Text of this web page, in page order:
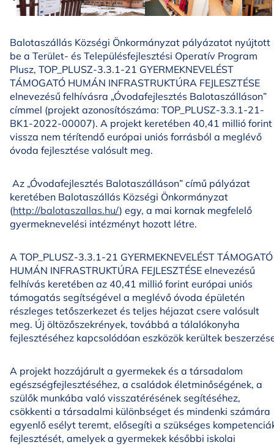
Balotaszállás Községi Önkormányzat pályázatot nyújtott
be a Terület- és Településfejlesztési Operatív Program
Plusz, TOP_PLUSZ-3.3.1-21 GYERMEKNEVELÉST
TÁMOGATÓ HUMÁN INFRASTRUKTÚRA FEJLESZTÉSE
elnevezésű felhívásra „Óvodafejlesztés Balotaszálláson”
címmel (projekt azonosítószáma: TOP_PLUSZ-3.3.1-21-
BK1-2022-00007). A projekt keretében 40,41 millió forint
vissza nem térítendő európai uniós forrásból a meglévő
óvoda fejlesztése valósult meg.
Az „Óvodafejlesztés Balotaszálláson” című pályázat
keretében Balotaszállás Községi Önkormányzat
(http://balotaszallas.hu/) egy, a mai kornak megfelelő
gyermeknevelési intézményt hozott létre.
A TOP_PLUSZ-3.3.1-21 GYERMEKNEVELÉST TÁMOGATÓ
HUMÁN INFRASTRUKTÚRA FEJLESZTÉSE elnevezésű
felhívás keretében az 40,41 millió forint európai uniós
támogatás segítségével a meglévő óvoda épületén
részleges tetőszerkezet és teljes héjazat csere valósult
meg. Új öltözőszekrények, továbbá a tálalókonyha
fejlesztéséhez kapcsolódóan eszközök kerültek
A projekt hozzájárult a gyermekek és a társadalom
egészségfejlesztéséhez, a családok életminőségének, a
szülők munkába való visszatérésének segítéséhez,
csökkenti a társadalmi különbséget és mindenki számára
egyenlő esélyt teremt, elősegíti a szükséges
fejlesztését, amelyek a gyermekek későbbi iskolai